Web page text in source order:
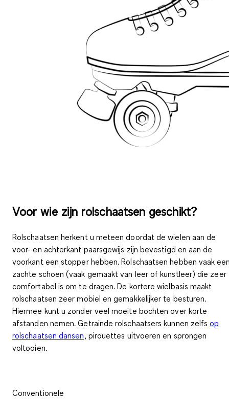
Voor wie zijn rolschaatsen geschikt?
Rolschaatsen herkent u meteen doordat dewielen aan de
voor- en achterkant paarsgewijs zijn bevestigd en aan de
voorkant een stopper hebben. Rolschaatsen hebben vaak
zachte schoen (vaak gemaakt van leer of kunstleer) die zeer
comfortabel is om te dragen. De kortere wielbasis maakt
rolschaatsen zeer mobiel en gemakkelijker te besturen.
Hiermee kunt u zonder veel moeite bochten over korte
afstanden nemen. Getrainde rolschaatsers kunnen zelfsop
rolschaatsen dansen, pirouettes uitvoeren en sprongen
voltooien.
Conventionele